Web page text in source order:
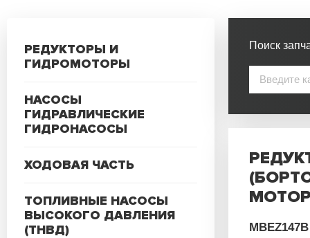
РЕДУКТОРЫ И
ГИДРОМОТОРЫ
НАСОСЫ
ГИДРАВЛИЧЕСКИЕ
ГИДРОНАСОСЫ
ХОДОВАЯ ЧАСТЬ
ТОПЛИВНЫЕ НАСОСЫ
ВЫСОКОГО ДАВЛЕНИЯ
(ТНВД)
Поиск
MBEZ147B